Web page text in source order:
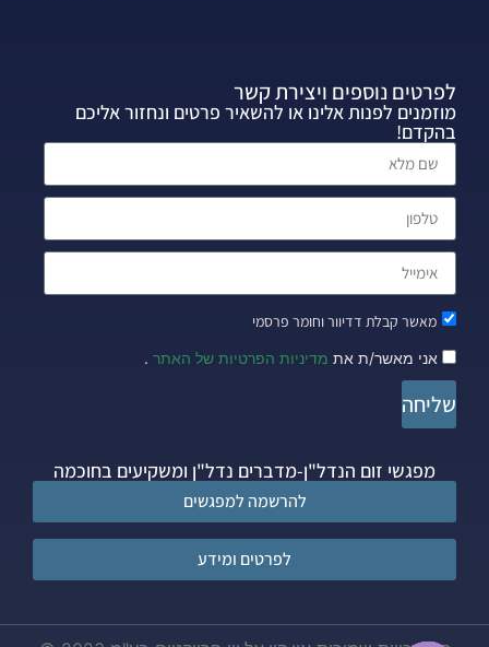
לפרטים נוספים ויצירת קשר
מוזמנים לפנות אלינו או להשאיר פרטים ונחזור אליכם
בהקדם!
מאשר קבלת דדיוור וחומר פרסמי
אני מאשר/ת את מדיניות הפרטיות של האתר .
שליחה
מפגשי זום הנדל"ן-מדברים נדל"ן ומשקיעים בחוכמה
להרשמה למפגשים
לפרטים ומידע